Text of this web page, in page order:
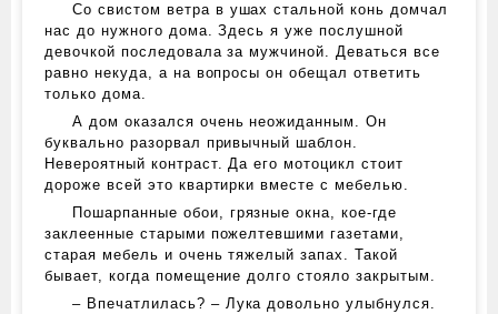
Со свистом ветра в ушах стальной конь домчал
нас до нужного дома. Здесь я уже послушной
девочкой последовала за мужчиной. Деваться все
равно некуда, а на вопросы он обещал ответить
только дома.
А дом оказался очень неожиданным. Он
буквально разорвал привычный шаблон.
Невероятный контраст. Да его мотоцикл стоит
дороже всей это квартирки вместе с мебелью.
Пошарпанные обои, грязные окна, кое-где
заклеенные старыми пожелтевшими газетами,
старая мебель и очень тяжелый запах. Такой
бывает, когда помещение долго стояло закрытым.
– Впечатлилась? – Лука довольно улыбнулся.